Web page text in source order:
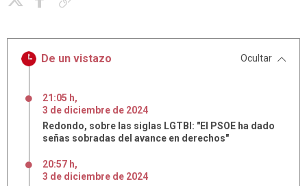
De un vistazo Ocultar
21:05 h,
3 de diciembre de 2024
Redondo, sobre las siglas LGTBI: "El PSOE ha dado
señas sobradas del avance en derechos"
20:57 h,
3 de diciembre de 2024